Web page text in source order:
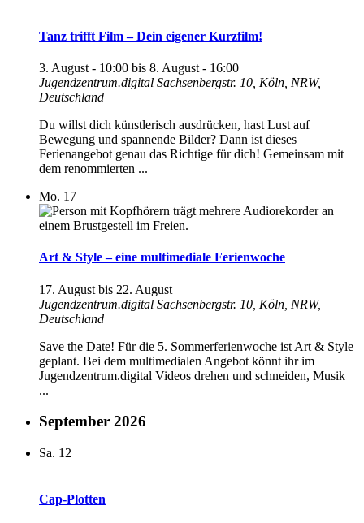
Tanz trifft Film – Dein eigener Kurzfilm!
3. August - 10:00 bis 8. August - 16:00
Jugendzentrum.digital Sachsenbergstr. 10, Köln, NRW,
Deutschland
Du willst dich künstlerisch ausdrücken, hast Lust auf
Bewegung und spannende Bilder? Dann ist dieses
Ferienangebot genau das Richtige für dich! Gemeinsam mit
dem renommierten ...
Mo. 17
Art & Style – eine multimediale Ferienwoche
17. August bis 22. August
Jugendzentrum.digital Sachsenbergstr. 10, Köln, NRW,
Deutschland
Save the Date! Für die 5. Sommerferienwoche ist Art & Style
geplant. Bei dem multimedialen Angebot könnt ihr im
Jugendzentrum.digital Videos drehen und schneiden, Musik
...
September 2026
Sa. 12
Cap-Plotten